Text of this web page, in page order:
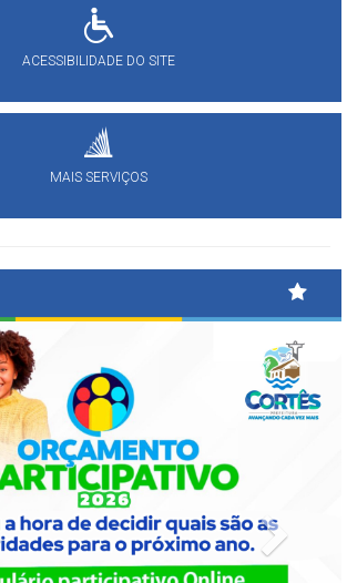
ACESSIBILIDADE DO SITE
MAIS SERVIÇOS